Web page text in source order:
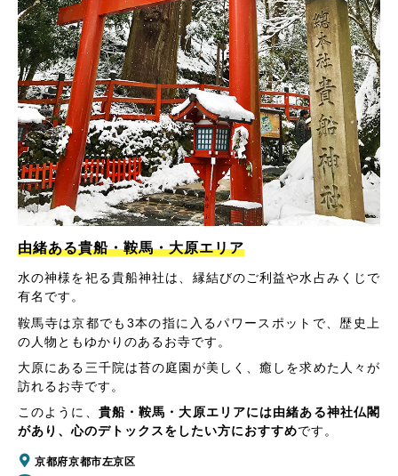
由緒ある貴船・鞍馬・大原エリア
水の神様を祀る貴船神社は、縁結びのご利益や水占みくじで
有名です。
鞍馬寺は京都でも3本の指に入るパワースポットで、歴史上
の人物ともゆかりのあるお寺です。
大原にある三千院は苔の庭園が美しく、癒しを求めた人々が
訪れるお寺です。
このように、 貴船・鞍馬・大原エリアには由緒ある神社仏閣
があり、心のデトックスをしたい方におすすめです。
京都府京都市左京区